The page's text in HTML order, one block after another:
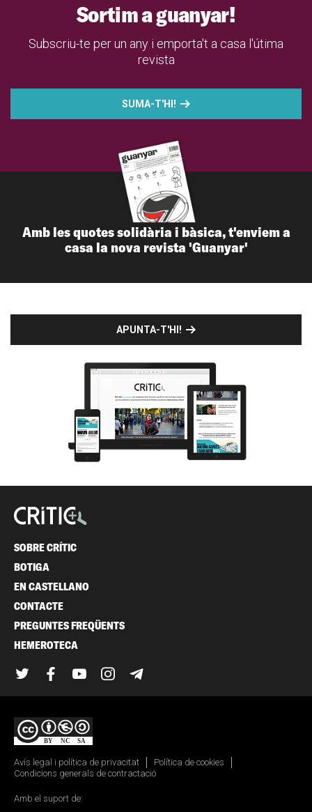
Sortim a guanyar!
Subscriu-te per un any i emporta't a casa l'útima
revista
SUMA-T'HI!
Amb les quotes solidària i bàsica, t'enviem a
casa la nova revista 'Guanyar'
APUNTA-T'HI!
SOBRE CRÍTIC
BOTIGA
EN CASTELLANO
CONTACTE
PREGUNTES FREQÜENTS
HEMEROTECA
TwitterFacebook
YouTubeInstagram
Avís legal i política de privacitat
Política de cookies
Condicions generals de contractació
Amb el suport de: